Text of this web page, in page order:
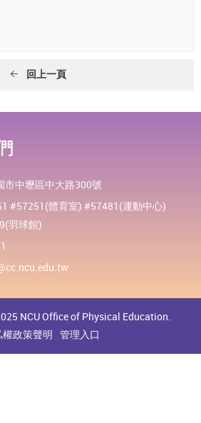
回上一頁
市中壢區中大路300號
#57251(體育室) #57481(運動中心)
羽球館)
NCU Office of Physical Education.
權政策聲明 管理入口